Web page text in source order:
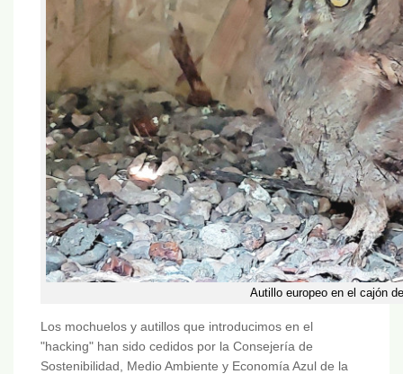
Autillo europeo en el cajón
Los mochuelos y autillos que introducimos en el
"hacking" han sido cedidos por la Consejería de
Sostenibilidad, Medio Ambiente y Economía Azul de la